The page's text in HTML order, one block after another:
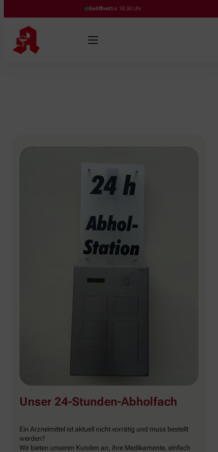
Geöffnetbis 18:30 Uhr
Unser 24-Stunden-Abholfach
Ein Arzneimittel ist aktuell nicht vorrätig und muss bestellt
werden?
Wir bieten unseren Kunden an, ihre Medikamente, einfach